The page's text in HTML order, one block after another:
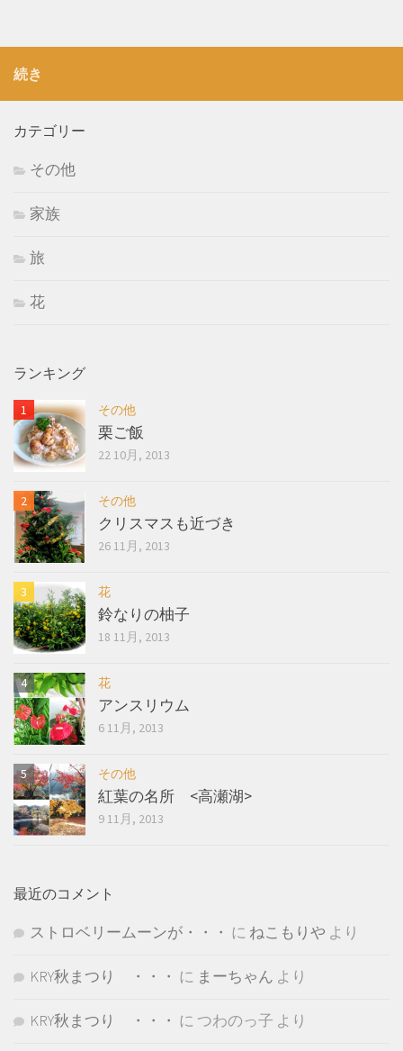
続き
カテゴリー
その他
家族
旅
花
ランキング
その他
栗ご飯
22 10月, 2013
その他
クリスマスも近づき
26 11月, 2013
花
鈴なりの柚子
18 11月, 2013
花
アンスリウム
6 11月, 2013
その他
紅葉の名所 <高瀬湖>
9 11月, 2013
最近のコメント
ストロベリームーンが・・・ に ねこもりや より
KRY秋まつり ・・・ に まーちゃん より
KRY秋まつり ・・・ に つわのっ子 より